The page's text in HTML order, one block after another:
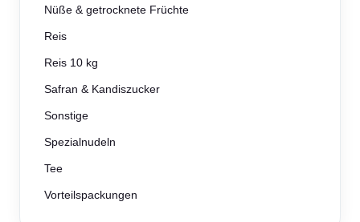
Nüße & getrocknete Früchte
Reis
Reis 10 kg
Safran & Kandiszucker
Sonstige
Spezialnudeln
Tee
Vorteilspackungen